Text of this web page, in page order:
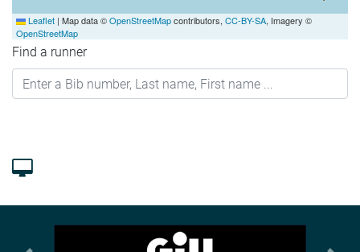
Leaflet | Map data ©OpenStreetMapcontributors, CC-BY-SA, Imagery ©
OpenStreetMap
Find a runner